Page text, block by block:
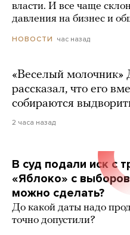
власти. И все чаще
давления на бизнес и
НОВОСТИ час назад
«Веселый молочник»
рассказал, что его
собираются
2 часа назад
В суд подали иск с
«Яблоко» с
можно сделать?
До какой даты надо
точно допустили?